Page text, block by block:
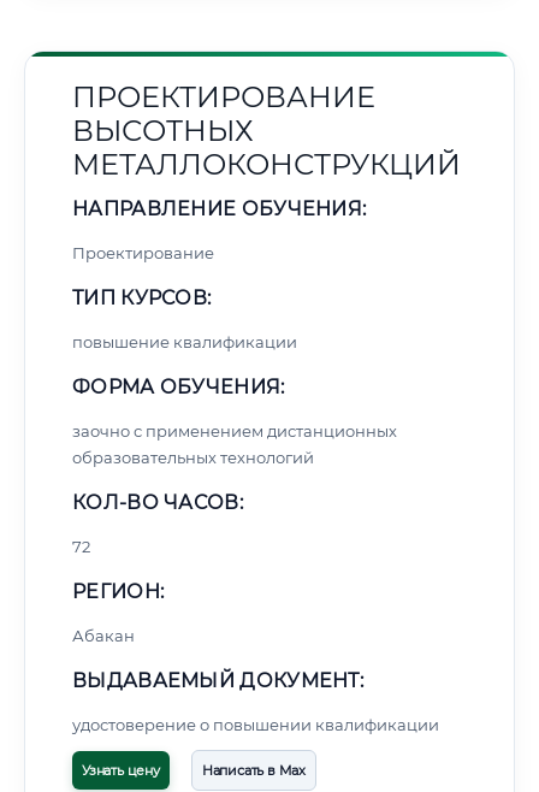
ПРОЕКТИРОВАНИЕ
ВЫСОТНЫХ
МЕТАЛЛОКОНСТРУКЦИЙ
НАПРАВЛЕНИЕ ОБУЧЕНИЯ:
Проектирование
ТИП КУРСОВ:
повышение квалификации
ФОРМА ОБУЧЕНИЯ:
заочно с применением дистанционных
образовательных технологий
КОЛ-ВО ЧАСОВ:
72
РЕГИОН:
Абакан
ВЫДАВАЕМЫЙ ДОКУМЕНТ:
удостоверение о повышении квалификации
Узнать цену Написать в Max